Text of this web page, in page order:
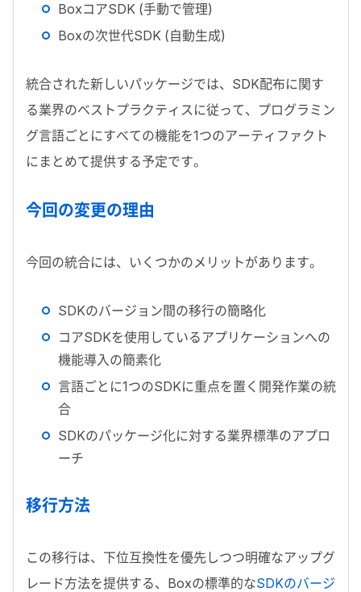
BoxコアSDK (手動で管理)
Boxの次世代SDK (自動生成)
統合された新しいパッケージでは、 SDK配布に関す
る業界のベストプラクティスに従って、プログラミン
グ言語ごとにすべての機能を1つのアーティファクト
にまとめて提供する予定です。
今回の変更の理由
今回の統合には、いくつかのメリットがあります。
SDKのバージョン間の移行の簡略化
コアSDKを使用しているアプリケーションへの
機能導入の簡素化
言語ごとに1つのSDKに重点を置く開発作業の統
合
SDKのパッケージ化に対する業界標準のアプロ
ーチ
移行方法
この移行は、下位互換性を優先しつつ明確なアップグ
レード方法を提供する、 Boxの標準的なSDKのバージ